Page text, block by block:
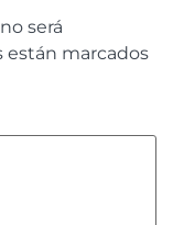
será
están marcados